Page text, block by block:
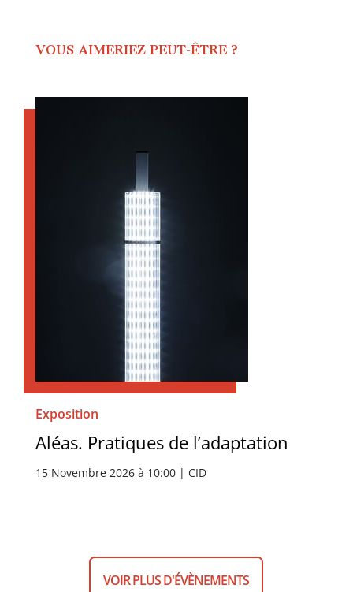
VOUS AIMERIEZ PEUT-ÊTRE ?
Exposition
Aléas. Pratiques de l’adaptation
15 Novembre 2026 à 10:00 | CID
VOIR PLUS D'ÉVÈNEMENTS